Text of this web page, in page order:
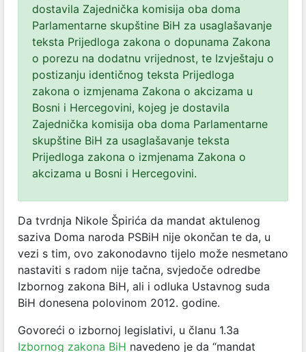
dostavila Zajednička komisija oba doma
Parlamentarne skupštine BiH za usaglašavanje
teksta Prijedloga zakona o dopunama Zakona
o porezu na dodatnu vrijednost, te Izvještaju o
postizanju identičnog teksta Prijedloga
zakona o izmjenama Zakona o akcizama u
Bosni i Hercegovini, kojeg je dostavila
Zajednička komisija oba doma Parlamentarne
skupštine BiH za usaglašavanje teksta
Prijedloga zakona o izmjenama Zakona o
akcizama u Bosni i Hercegovini.
Da tvrdnja Nikole Špirića da mandat aktulenog
saziva Doma naroda PSBiH nije okončan te da, u
vezi s tim, ovo zakonodavno tijelo može nesmetano
nastaviti s radom nije tačna, svjedoče odredbe
Izbornog zakona BiH, ali i odluka Ustavnog suda
BiH donesena polovinom 2012. godine.
Govoreći o izbornoj legislativi, u članu 1.3a
Izbornog zakona BiH navedeno je da “mandat